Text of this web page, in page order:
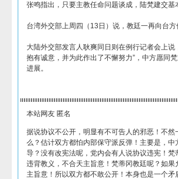
张鸣指出，只要主教任命问题谈成，陆梵建交基
台湾外交部上周四（13日）说，教廷一再向台
大陆外交部发言人耿爽同日则在例行记者会上
抱有诚意，并为此作出了不懈努力”，中方愿同
进展。
本站网友 匿名
据说协议不公开，明显有不可告人的邪恶！不
么？估计双方都怕内部保守派反弹！主要是，
导？没有改宪法呢，党内会有人说协议违宪！
违背教义，不合天主旨意！梵蒂冈教廷呢？如
主旨意！所以双方都不敢公开！本身也是一个